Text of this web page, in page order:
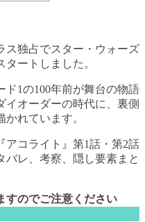
ス独占でスター・ウォーズ
ートしました。
ド1の100年前が舞台の物語
イオーダーの時代に、裏側
れています。
アコライト』第1話・第2話
バレ、考察、隠し要素まと
すのでご注意ください